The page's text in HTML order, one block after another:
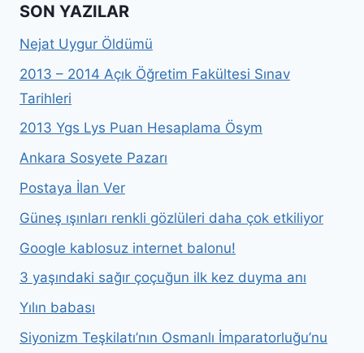
SON YAZILAR
Nejat Uygur Öldümü
2013 – 2014 Açık Öğretim Fakültesi Sınav
Tarihleri
2013 Ygs Lys Puan Hesaplama Ösym
Ankara Sosyete Pazarı
Postaya İlan Ver
Güneş ışınları renkli gözlüleri daha çok etkiliyor
Google kablosuz internet balonu!
3 yaşındaki sağır çoçuğun ilk kez duyma anı
Yılın babası
Siyonizm Teşkilatı’nın Osmanlı İmparatorluğu’nu